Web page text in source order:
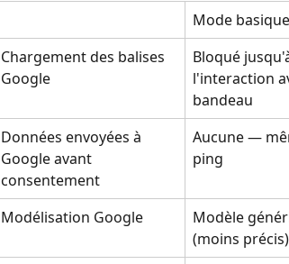
Mode basique
Chargement des balises
Google
Bloqué
l'interaction
bandeau
Données envoyées à
Google avant
consentement
Aucune —
ping
Modélisation Google
Modèle
(moins précis)